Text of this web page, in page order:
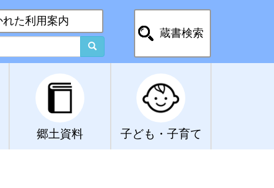
た利用案内
蔵書検索
郷土資料 子ども・子育て